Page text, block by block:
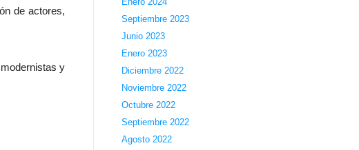
de actores,
y
Septiembre 2023
Junio 2023
Enero 2023
Diciembre 2022
Noviembre 2022
Octubre 2022
Septiembre 2022
Agosto 2022